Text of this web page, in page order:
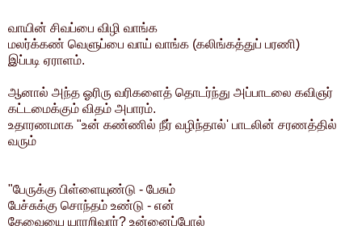
வாயின் சிவப்பை விழி வாங்க
மலர்க்கண் வெளுப்பை வாய் வாங்க (கலிங்கத்துப் பரணி)
இப்படி ஏராளம்.
ஆனால் அந்த ஓரிரு வரிகளைத் தொடர்ந்து அப்பாடலை கவிஞர்
கட்டமைக்கும் விதம் அபாரம்.
உதாரணமாக "உன் கண்ணில் நீர் வழிந்தால்' பாடலின் சரணத்தில்
வரும்
"பேருக்கு பிள்ளையுண்டு - பேசும்
பேச்சுக்கு சொந்தம் உண்டு - என்
தேவையை யாரறிவார்? உன்னைப்போல்